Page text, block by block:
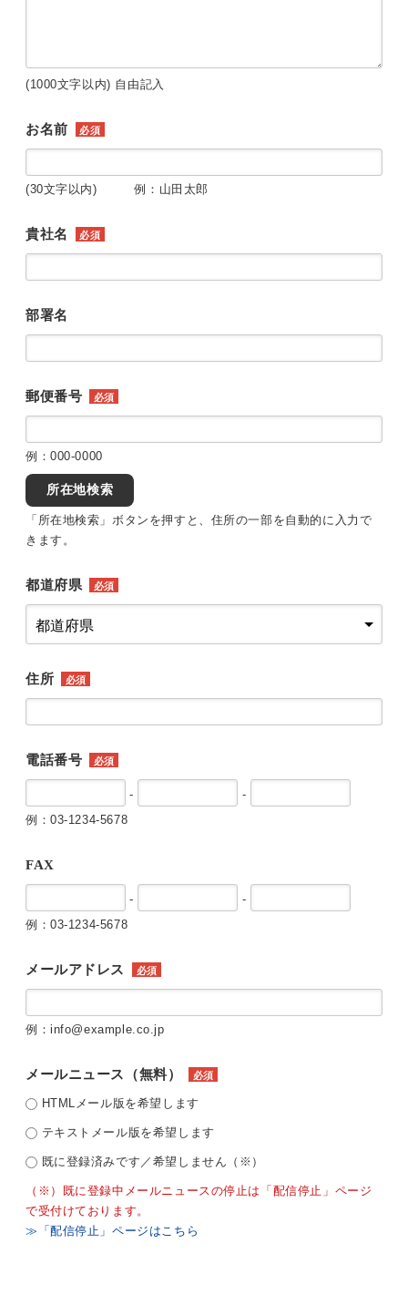
(1000文字以内) 自由記入
お名前 必須
(30文字以内) 例：山田太郎
貴社名 必須
部署名
郵便番号 必須
例：000-0000
所在地検索
「所在地検索」ボタンを押すと、住所の一部を自動的に入力で
きます。
都道府県 必須
住所 必須
電話番号 必須
-
-
例：03-1234-5678
FAX
-
-
例：03-1234-5678
メールアドレス 必須
例：info@example.co.jp
メールニュース（無料） 必須
HTMLメール版を希望します
テキストメール版を希望します
既に登録済みです／希望しません（※）
（※）既に登録中メールニュースの停止は「配信停止」ページ
で受付けております。
≫「配信停止」ページはこちら